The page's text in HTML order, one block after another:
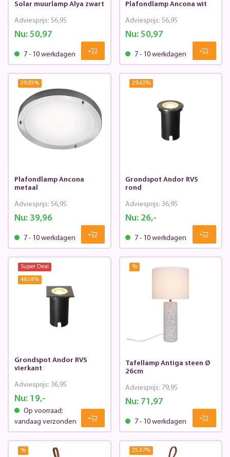
Solar muurlamp Alya zwart
Nu:50,97
Adviesprijs: 56,95
7 - 10 werkdagen
Plafondlamp Ancona wit
Nu: 50,97
Adviesprijs: 56,95
7 - 10 werkdagen
29.83%
Plafondlamp Ancona
metaal
Nu:39,96
Adviesprijs: 56,95
7 - 10 werkdagen
29.63%
Grondspot Andor RVS
rond
Nu: 26,-
Adviesprijs: 36,95
7 - 10 werkdagen
Super Deal
48.58%
Grondspot Andor RVS
vierkant
Nu:19,-
Adviesprijs: 36,95
Op voorraad:
vandaag verzonden
%
Tafellamp Antiga steen Ø
26cm
Nu: 71,97
Adviesprijs: 79,95
7 - 10 werkdagen
% 25.37%